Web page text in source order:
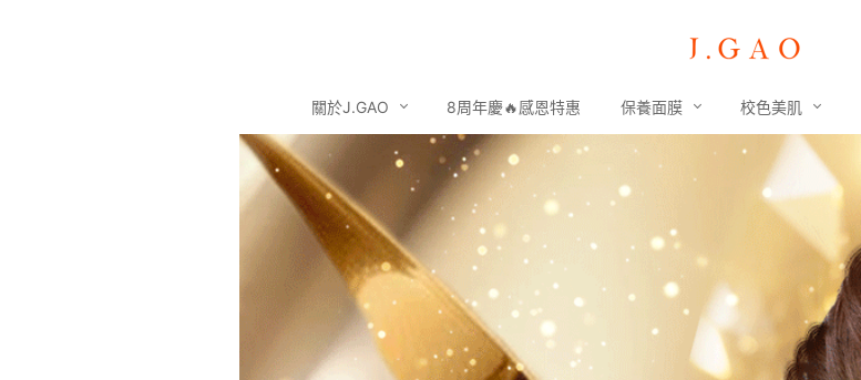
關於J.GAO 8周年慶🔥感恩特惠 保養面膜 校色美肌